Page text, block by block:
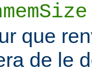
que
de le